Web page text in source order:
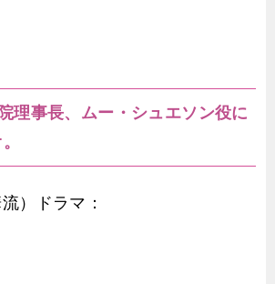
理事長、ムー・シュエソン役に
）ドラマ：